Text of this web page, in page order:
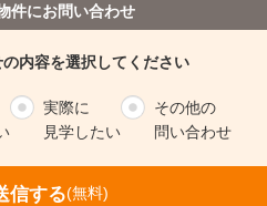
件にお問い合わせ
内容を選択してください
実際に
見学したい
その他の
問い合わせ
信する(無料)